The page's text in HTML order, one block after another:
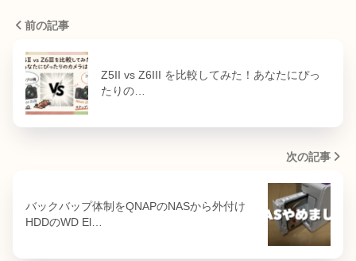
前の記事
Z5II vs Z6III を比較してみた！あなたにぴっ
たりの…
次の記事
バックバップ体制をQNAPのNASから外付け
HDDのWD El…